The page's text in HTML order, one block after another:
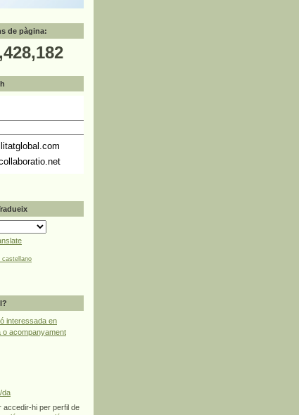
de pàgina:
castellano
interessada en
o acompanyament
da
accedir-hi per perfil de